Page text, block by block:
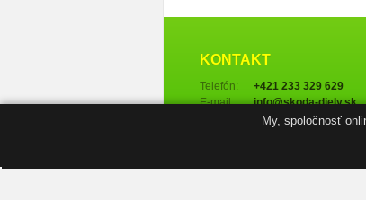
My, spoločnosť
KONTAKT
Telefón:
+421 233 329 629
E-mail:
info@skoda-diely.sk
Ďalšie kontakty →